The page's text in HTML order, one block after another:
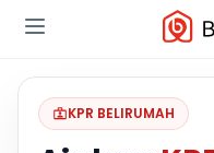
KPR BELIRUMAH